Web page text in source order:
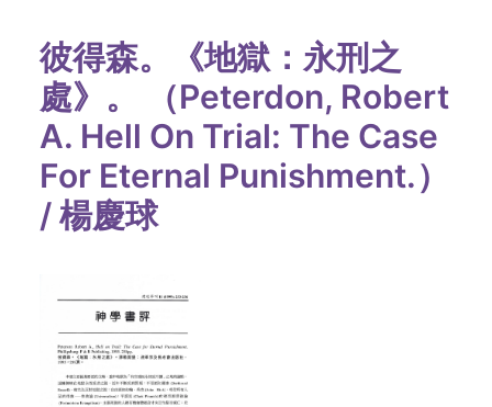
彼得森。《地獄：永刑之
處》。 （Peterdon, Robert
A. Hell On Trial: The Case
For Eternal Punishment.）
/ 楊慶球